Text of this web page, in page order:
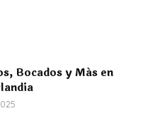
Bocados y Más en